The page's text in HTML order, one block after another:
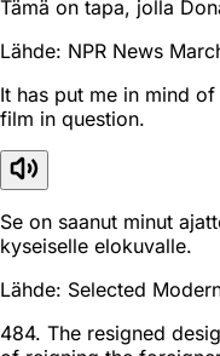
Tämä on tapa, jolla
Lähde: NPR News
It has put me in mind
film in question.
Se on saanut minut
kyseiselle elokuvalle.
Lähde: Selected
484. The resigned